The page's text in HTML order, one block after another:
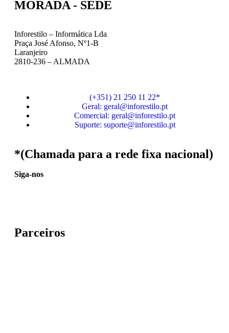
MORADA - SEDE
Inforestilo – Informática Lda
Praça José Afonso, Nº1-B
Laranjeiro
2810-236 – ALMADA
(+351) 21 250 11 22*
Geral: geral@inforestilo.pt
Comercial: geral@inforestilo.pt
Suporte: suporte@inforestilo.pt
*(Chamada para a rede fixa nacional)
Siga-nos
Parceiros